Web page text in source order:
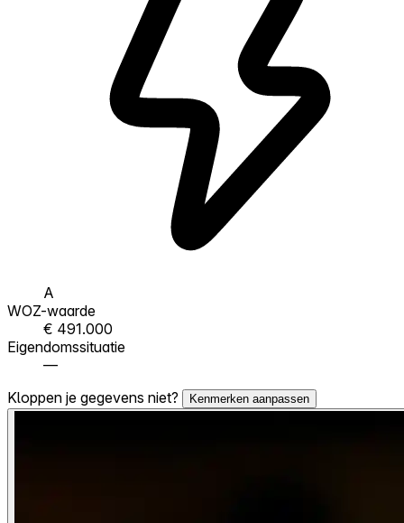
A
WOZ-waarde
€ 491.000
Eigendomssituatie
—
Kloppen je gegevens niet?
Kenmerken aanpassen